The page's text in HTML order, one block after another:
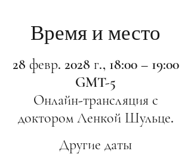
Время и место
28 февр. 2028 г., 18:00 – 19:00
GMT-5
Онлайн-трансляция с
доктором Ленкой Шульце.
Другие даты